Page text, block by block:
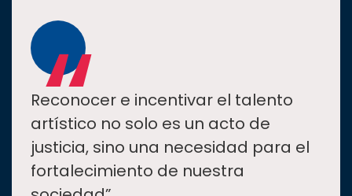
“
Reconocer e incentivar el talento
artístico no solo es un acto de
justicia, sino una necesidad para el
fortalecimiento de nuestra